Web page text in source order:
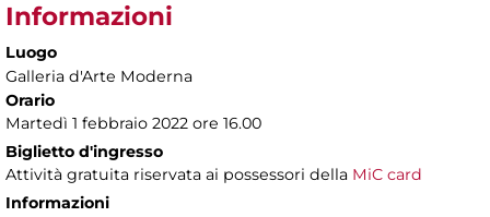
Informazioni
Luogo
Galleria d'Arte Moderna
Orario
Martedì 1 febbraio 2022 ore 16.00
Biglietto d'ingresso
Attività gratuita riservata ai possessori della MiC card
Informazioni